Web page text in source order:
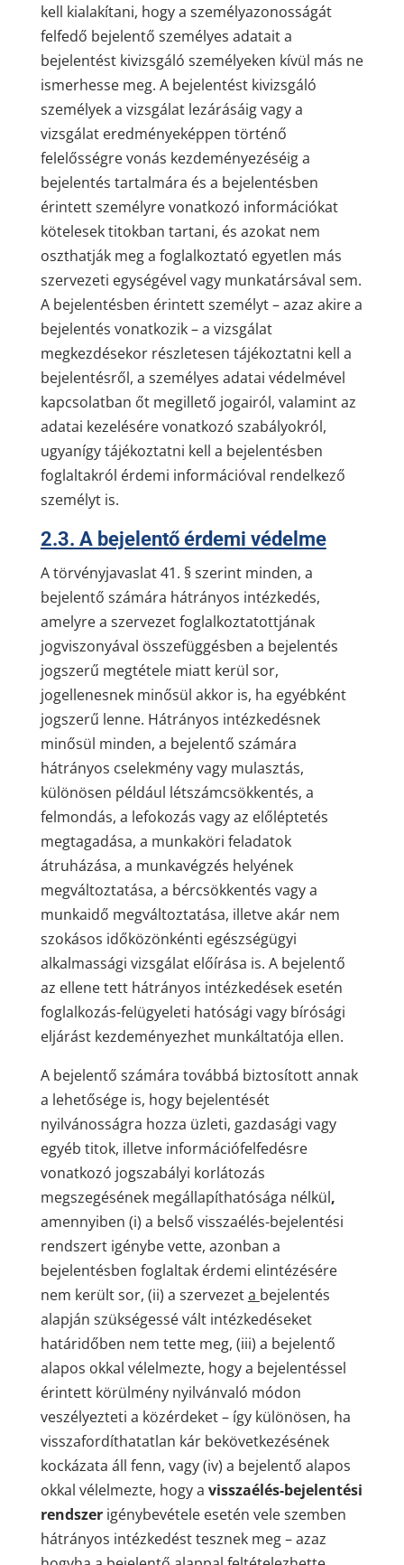
kell kialakítani, hogy a személyazonosságát
felfedő bejelentő személyes adatait a
bejelentést kivizsgáló személyeken kívül más ne
ismerhesse meg. A bejelentést kivizsgáló
személyek a vizsgálat lezárásáig vagy a
vizsgálat eredményeképpen történő
felelősségre vonás kezdeményezéséig a
bejelentés tartalmára és a bejelentésben
érintett személyre vonatkozó információkat
kötelesek titokban tartani, és azokat nem
oszthatják meg a foglalkoztató egyetlen más
szervezeti egységével vagy munkatársával sem.
A bejelentésben érintett személyt – azaz akire a
bejelentés vonatkozik – a vizsgálat
megkezdésekor részletesen tájékoztatni kell a
bejelentésről, a személyes adatai védelmével
kapcsolatban őt megillető jogairól, valamint az
adatai kezelésére vonatkozó szabályokról,
ugyanígy tájékoztatni kell a bejelentésben
foglaltakról érdemi információval rendelkező
személyt is.
2.3. A bejelentő érdemi védelme
A törvényjavaslat 41. § szerint minden, a
bejelentő számára hátrányos intézkedés,
amelyre a szervezet foglalkoztatottjának
jogviszonyával összefüggésben a bejelentés
jogszerű megtétele miatt kerül sor,
jogellenesnek minősül akkor is, ha egyébként
jogszerű lenne. Hátrányos intézkedésnek
minősül minden, a bejelentő számára
hátrányos cselekmény vagy mulasztás,
különösen például létszámcsökkentés, a
felmondás, a lefokozás vagy az előléptetés
megtagadása, a munkaköri feladatok
átruházása, a munkavégzés helyének
megváltoztatása, a bércsökkentés vagy a
munkaidő megváltoztatása, illetve akár nem
szokásos időközönkénti egészségügyi
alkalmassági vizsgálat előírása is. A bejelentő
az ellene tett hátrányos intézkedések esetén
foglalkozás-felügyeleti hatósági vagy bírósági
eljárást kezdeményezhet munkáltatója ellen.
A bejelentő számára továbbá biztosított annak
a lehetősége is, hogy bejelentését
nyilvánosságra hozza üzleti, gazdasági vagy
egyéb titok, illetve információfelfedésre
vonatkozó jogszabályi korlátozás
megszegésének megállapíthatósága nélkül,
amennyiben (i) a belső visszaélés-bejelentési
rendszert igénybe vette, azonban a
bejelentésben foglaltak érdemi elintézésére
nem került sor, (ii) a szervezeta bejelentés
alapján szükségessé vált intézkedéseket
határidőben nem tette meg, (iii) a bejelentő
alapos okkal vélelmezte, hogy a bejelentéssel
érintett körülmény nyilvánvaló módon
veszélyezteti a közérdeket – így különösen, ha
visszafordíthatatlan kár bekövetkezésének
kockázata áll fenn, vagy (iv) a bejelentő alapos
okkal vélelmezte, hogy a visszaélés-bejelentési
rendszerigénybevétele esetén vele szemben
hátrányos intézkedést tesznek meg – azaz